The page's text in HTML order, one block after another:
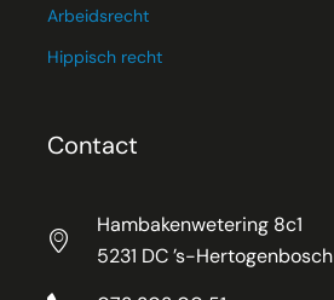
Arbeidsrecht
Hippisch recht
Contact
Hambakenwetering 8c1
5231 DC ’s-Hertogenbosch